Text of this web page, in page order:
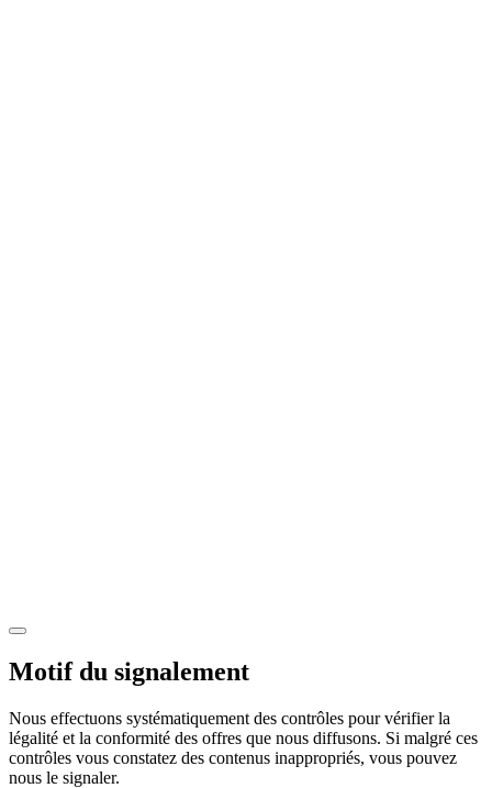
Motif du signalement
Nous effectuons systématiquement des contrôles pour vérifier la
légalité et la conformité des offres que nous diffusons. Si malgré ces
contrôles vous constatez des contenus inappropriés, vous pouvez
nous le signaler.